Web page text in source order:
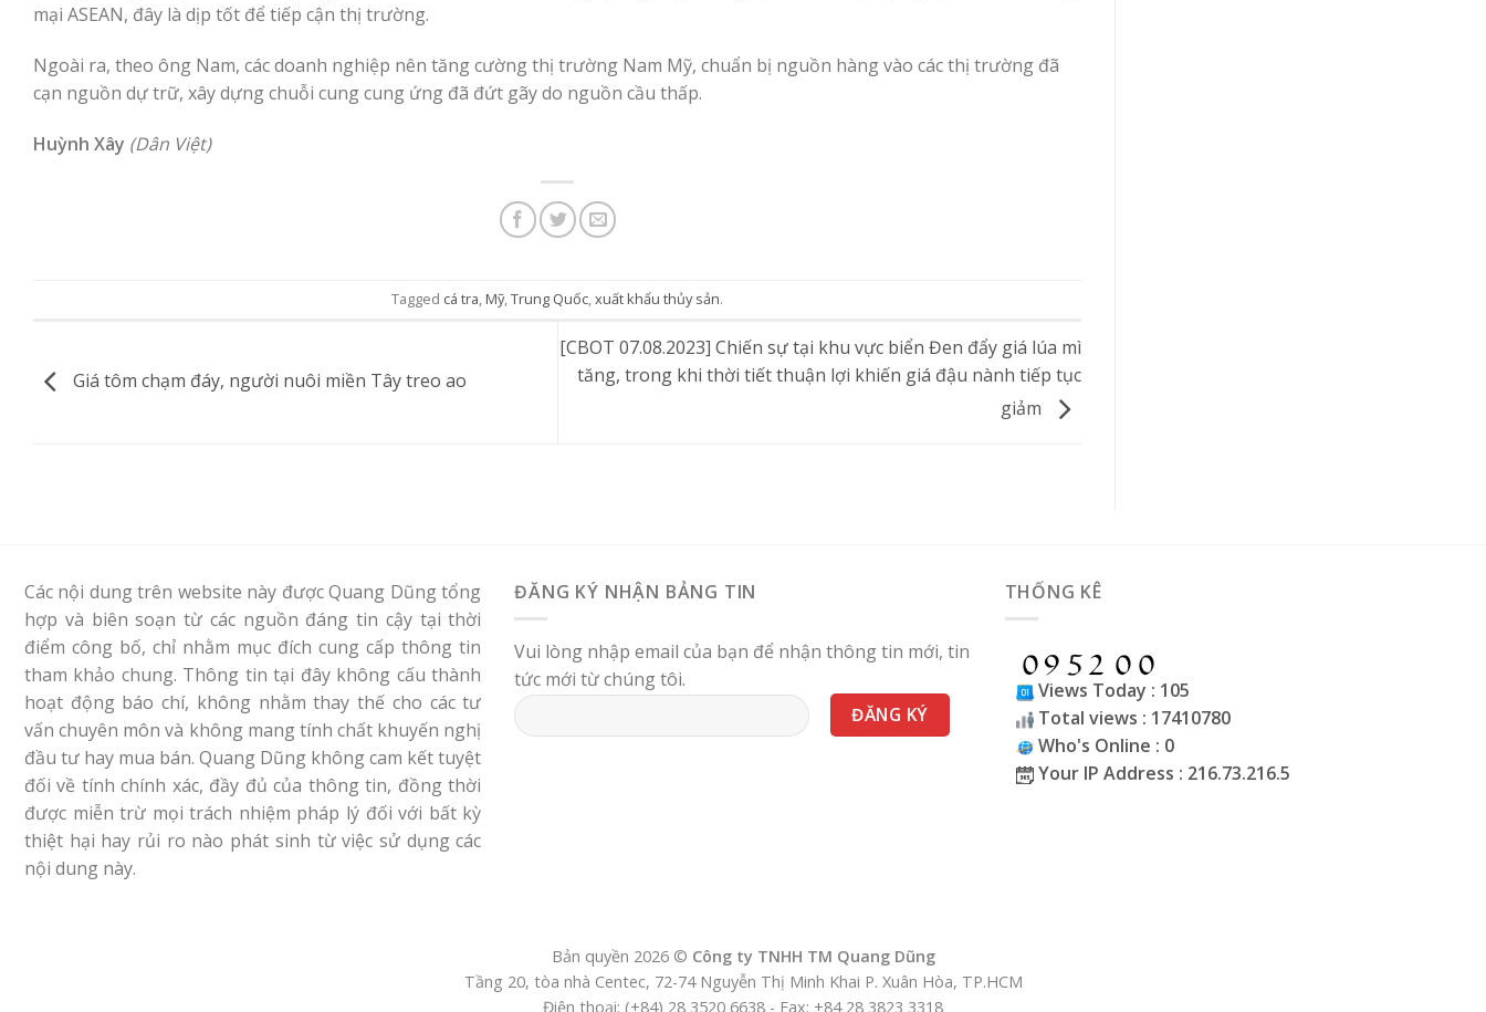
mại ASEAN, đây là dịp tốt để tiếp cận thị trường.
Ngoài ra, theo ông Nam, các doanh nghiệp nên tăng cường thị trường Nam Mỹ, chuẩn bị nguồn hàng vào các thị trường đã
cạn nguồn dự trữ, xây dựng chuỗi cung cung ứng đã đứt gãy do nguồn cầu thấp.
Huỳnh Xây (Dân Việt)
Tagged cá tra, Mỹ,Trung Quốc,xuất khẩu thủy sản.
Giá tôm chạm đáy, người nuôi miền Tây treo ao
[CBOT 07.08.2023] Chiến sự tại khu vực biển Đen đẩy giá lúa mì
tăng, trong khi thời tiết thuận lợi khiến giá đậu nành tiếp tục
giảm
Các nội dung trên website này được Quang Dũng tổng
hợp và biên soạn từ các nguồn đáng tin cậy tại thời
điểm công bố, chỉ nhằm mục đích cung cấp thông tin
tham khảo chung. Thông tin tại đây không cấu thành
hoạt động báo chí, không nhằm thay thế cho các tư
vấn chuyên môn và không mang tính chất khuyến nghị
đầu tư hay mua bán. Quang Dũng không cam kết tuyệt
đối về tính chính xác, đầy đủ của thông tin, đồng thời
được miễn trừ mọi trách nhiệm pháp lý đối với bất kỳ
thiệt hại hay rủi ro nào phát sinh từ việc sử dụng các
nội dung này.
ĐĂNG KÝ NHẬN BẢNG TIN
Vui lòng nhập email của bạn để nhận thông tin mới, tin
tức mới từ chúng tôi.
THỐNG KÊ
Views Today : 105
Total views : 17410780
Who's Online : 0
Your IP Address : 216.73.216.5
Bản quyền 2026 © Công ty TNHH TM Quang Dũng
Tầng 20, tòa nhà Centec, 72-74 Nguyễn Thị Minh Khai P. Xuân Hòa, TP.HCM
Điện thoại: (+84) 28 3520 6638 - Fax: +84 28 3823 3318